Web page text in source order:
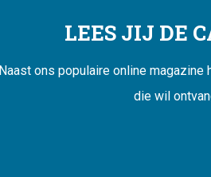
LEES JIJ DE
Naast ons populaire online
die wil